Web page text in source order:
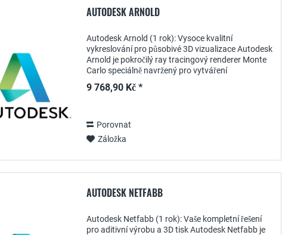
AUTODESK ARNOLD
Autodesk Arnold (1 rok): Vysoce kvalitní
vykreslování pro působivé 3D vizualizace Autodesk
Arnold je pokročilý ray tracingový renderer Monte
Carlo speciálně navržený pro vytváření
ročním...
9 768,90 Kč *
Porovnat
Záložka
AUTODESK NETFABB
Autodesk Netfabb (1 rok): Vaše kompletní řešení
pro aditivní výrobu a 3D tisk Autodesk Netfabb je